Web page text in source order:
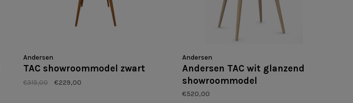
Andersen
TAC showroommodel zwart
€315,00 €229,00
Andersen
Andersen TAC wit glanzend
showroommodel
€520,00